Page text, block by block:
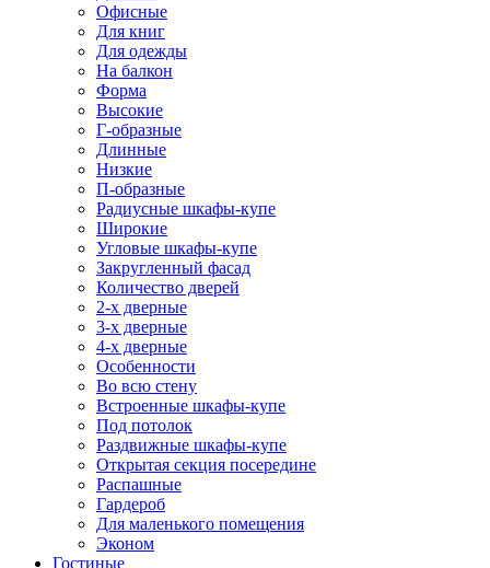
Офисные
Для книг
Для одежды
На балкон
Форма
Высокие
Г-образные
Длинные
Низкие
П-образные
Радиусные шкафы-купе
Широкие
Угловые шкафы-купе
Закругленный фасад
Количество дверей
2-х дверные
3-х дверные
4-х дверные
Особенности
Во всю стену
Встроенные шкафы-купе
Под потолок
Раздвижные шкафы-купе
Открытая секция посередине
Распашные
Гардероб
Для маленького помещения
Эконом
Гостиные